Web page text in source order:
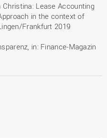
Christina: Lease Accounting
in the context of
Frankfurt 2019
in: Finance-Magazin